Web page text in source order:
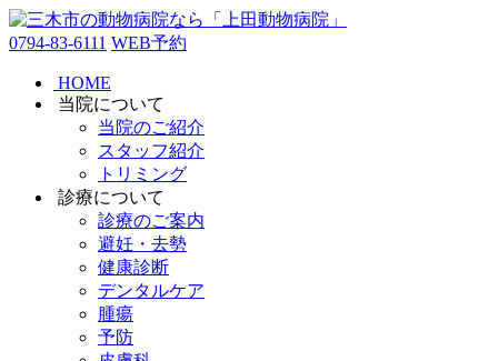
0794-83-6111 WEB予約
HOME
当院について
当院のご紹介
スタッフ紹介
トリミング
診療について
診療のご案内
避妊・去勢
健康診断
デンタルケア
腫瘍
予防